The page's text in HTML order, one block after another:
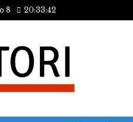
8 20:33:43